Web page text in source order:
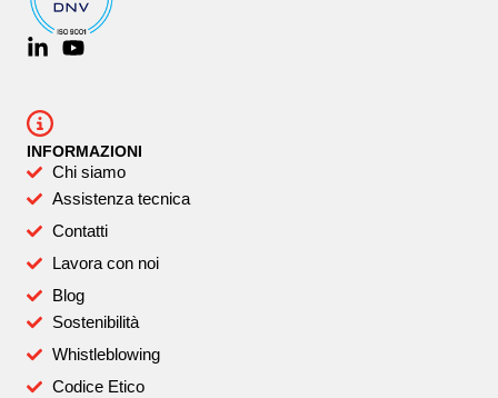
INFORMAZIONI
Chi siamo
Assistenza tecnica
Contatti
Lavora con noi
Blog
Sostenibilità
Whistleblowing
Codice Etico